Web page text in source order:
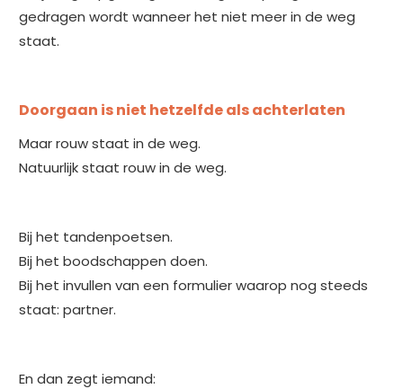
gedragen wordt wanneer het niet meer in de weg
staat.
Doorgaan is niet hetzelfde als achterlaten
Maar rouw staat in de weg.
Natuurlijk staat rouw in de weg.
Bij het tandenpoetsen.
Bij het boodschappen doen.
Bij het invullen van een formulier waarop nog steeds
staat: partner.
En dan zegt iemand: